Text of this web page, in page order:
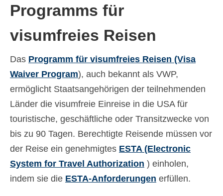
Dänisch )
Suomi(Finnisch)
Français(Französisch)
עברית(Hebräisch)
Magyar(Ungarisch)
Programms für
visumfreies Reisen
Das Programm für visumfreies Reisen (Visa
Waiver Program), auch bekannt als VWP,
ermöglicht Staatsangehörigen der teilnehmenden
Länder die visumfreie Einreise in die USA für
touristische, geschäftliche oder Transitzwecke von
bis zu 90 Tagen. Berechtigte Reisende müssen vor
der Reise ein genehmigtes ESTA (Electronic
System for Travel Authorization ) einholen,
indem sie die ESTA-Anforderungen erfüllen.